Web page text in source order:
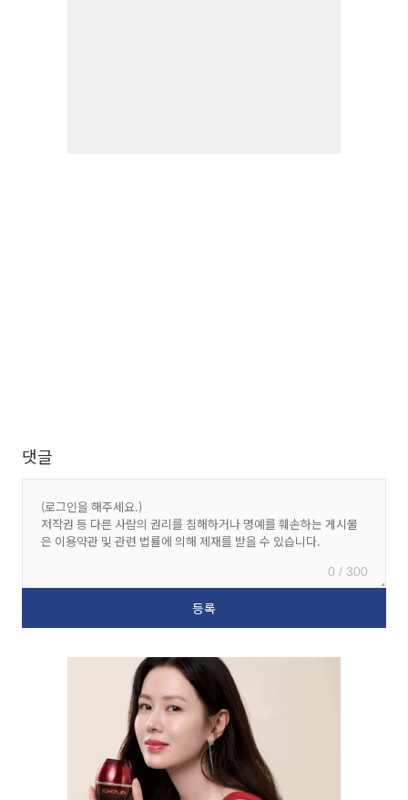
댓글
0 / 300